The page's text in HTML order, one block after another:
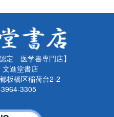
定 医学書専門店】
進堂書店
板橋区稲荷台2-2
3305